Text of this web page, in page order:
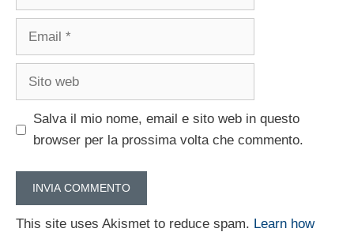
Email
Sito
Salva il mio nome, email e sito web in questo
browser per la prossima volta che commento.
This site uses Akismet to reduce spam. Learn how